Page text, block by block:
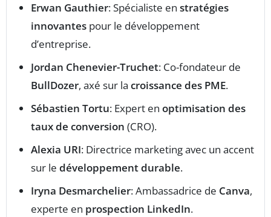
Erwan Gauthier: Spécialiste en stratégies
innovantes pour le développement
d’entreprise.
Jordan Chenevier-Truchet: Co-fondateur de
BullDozer, axé sur la croissance des PME.
Sébastien Tortu: Expert en optimisation des
taux de conversion (CRO).
Alexia URI: Directrice marketing avec un accent
sur le développement durable.
Iryna Desmarchelier: Ambassadrice de Canva,
experte en prospection LinkedIn.